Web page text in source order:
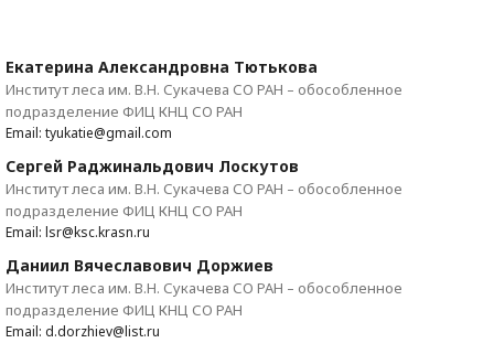
Екатерина Александровна Тютькова
Институт леса им. В.Н. Сукачева СО РАН – обособленное
подразделение ФИЦ КНЦ СО РАН
Email: tyukatie@gmail.com
Сергей Раджинальдович Лоскутов
Институт леса им. В.Н. Сукачева СО РАН – обособленное
подразделение ФИЦ КНЦ СО РАН
Email: lsr@ksc.krasn.ru
Даниил Вячеславович Доржиев
Институт леса им. В.Н. Сукачева СО РАН – обособленное
подразделение ФИЦ КНЦ СО РАН
Email: d.dorzhiev@list.ru